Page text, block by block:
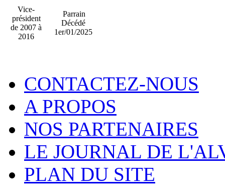
Vice-
président
de 2007 à
2016
Parrain
Décédé
1er/01/2025
CONTACTEZ-NOUS
A PROPOS
NOS PARTENAIRES
LE JOURNAL DE
PLAN DU SITE